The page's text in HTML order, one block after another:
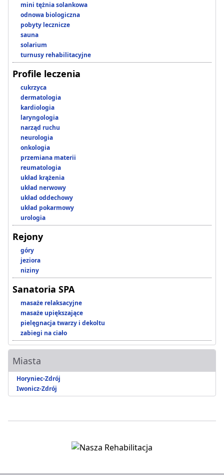
mini tężnia solankowa
odnowa biologiczna
pobyty lecznicze
sauna
solarium
turnusy rehabilitacyjne
Profile leczenia
cukrzyca
dermatologia
kardiologia
laryngologia
narząd ruchu
neurologia
onkologia
przemiana materii
reumatologia
układ krążenia
układ nerwowy
układ oddechowy
układ pokarmowy
urologia
Rejony
góry
jeziora
niziny
Sanatoria SPA
masaże relaksacyjne
masaże upiększające
pielęgnacja twarzy i dekoltu
zabiegi na ciało
Miasta
Horyniec-Zdrój
Iwonicz-Zdrój